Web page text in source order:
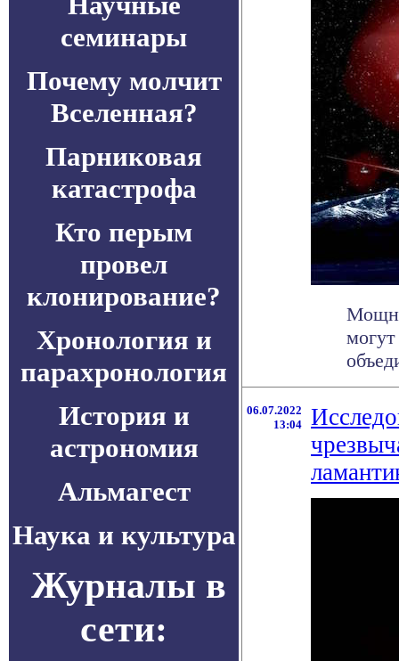
семинары
Почему молчит
Вселенная?
Парниковая
катастрофа
Кто перым
провел
клонирование?
Хронология и
парахронология
История и
астрономия
Альмагест
Наука и культура
Журналы в
сети:
06.07.2022
13:04